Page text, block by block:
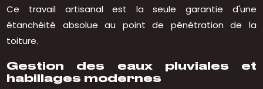
Ce travail artisanal est la seule garantie d'une
étanchéité absolue au point de pénétration de la
toiture.
Gestion des eaux pluviales et
habillages modernes